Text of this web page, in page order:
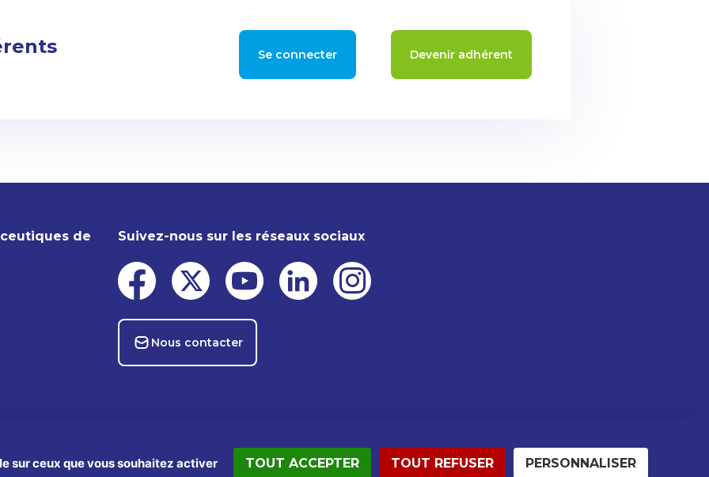
sur ceux que vous souhaitez activer TOUT ACCEPTER TOUT REFUSER PERSONNALISER
Se connecter Devenir adhérent
de
Suivez-nous sur les réseaux sociaux
Nous contacter
Données personnelles Politiques cookies Kit presse Crédits